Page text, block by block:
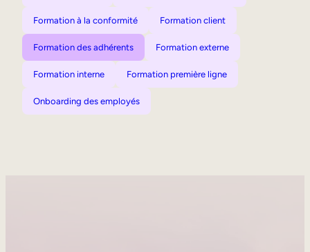
Formation à la conformité Formation client
Formation des adhérents Formation externe
Formation interne Formation première ligne
Onboarding des employés